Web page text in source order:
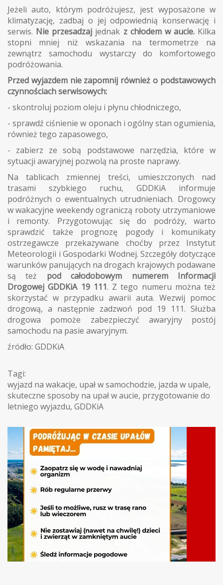
Jeżeli auto, którym podróżujesz, jest wyposażone w
klimatyzację, zadbaj o jej odpowiednią konserwację i
serwis. Nie przesadzaj jednak z chłodem w aucie.Kilka
stopni mniej niż wskazania na termometrze na
zewnątrz samochodu wystarczy do komfortowego
podróżowania.
Przed wyjazdem nie zapomnij również o podstawowych
czynnościach serwisowych:
- skontroluj poziom oleju i płynu chłodniczego,
- sprawdź ciśnienie w oponach i ogólny stan ogumienia,
również tego zapasowego,
- zabierz ze sobą podstawowe narzędzia, które w
sytuacji awaryjnej pozwolą na proste naprawy.
Na tablicach zmiennej treści, umieszczonych nad
trasami szybkiego ruchu, GDDKiA informuje
podróżnych o ewentualnych utrudnieniach. Drogowcy
w wakacyjne weekendy ograniczą roboty utrzymaniowe
i remonty. Przygotowując się do podróży, warto
sprawdzić także prognozę pogody i komunikaty
ostrzegawcze przekazywane choćby przez Instytut
Meteorologii i Gospodarki Wodnej. Szczegóły dotyczące
warunków panujących na drogach krajowych podawane
są też pod całodobowym numerem Informacji
Drogowej GDDKiA 19 111. Z tego numeru można też
skorzystać w przypadku awarii auta. Wezwij pomoc
drogową, a następnie zadzwoń pod 19 111. Służba
drogowa pomoże zabezpieczyć awaryjny postój
samochodu na pasie awaryjnym.
źródło: GDDKiA
Tagi:
wyjazd na wakacje, upał w samochodzie, jazda w upale,
skuteczne sposoby na upał w aucie, przygotowanie do
letniego wyjazdu, GDDKiA